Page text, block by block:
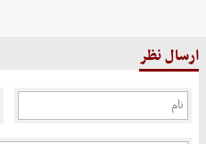
ارسال نظر